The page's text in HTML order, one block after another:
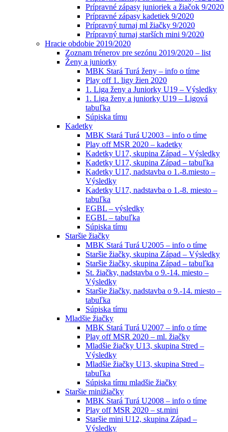
Prípravné zápasy junioriek a žiačok 9/2020
Prípravné zápasy kadetiek 9/2020
Prípravný turnaj ml žiačky 9/2020
Prípravný turnaj starších mini 9/2020
Hracie obdobie 2019/2020
Zoznam trénerov pre sezónu 2019/2020 – list
Ženy a juniorky
MBK Stará Turá ženy – info o tíme
Play off 1. ligy žien 2020
1. Liga ženy a Juniorky U19 – Výsledky
1. Liga ženy a juniorky U19 – Ligová
tabuľka
Súpiska tímu
Kadetky
MBK Stará Turá U2003 – info o tíme
Play off MSR 2020 – kadetky
Kadetky U17, skupina Západ – Výsledky
Kadetky U17, skupina Západ – tabuľka
Kadetky U17, nadstavba o 1.-8.miesto –
Výsledky
Kadetky U17, nadstavba o 1.-8. miesto –
tabuľka
EGBL – výsledky
EGBL – tabuľka
Súpiska tímu
Staršie žiačky
MBK Stará Turá U2005 – info o tíme
Staršie žiačky, skupina Západ – Výsledky
Staršie žiačky, skupina Západ – tabuľka
St. žiačky, nadstavba o 9.-14. miesto –
Výsledky
Staršie žiačky, nadstavba o 9.-14. miesto –
tabuľka
Súpiska tímu
Mladšie žiačky
MBK Stará Turá U2007 – info o tíme
Play off MSR 2020 – ml. žiačky
Mladšie žiačky U13, skupina Stred –
Výsledky
Mladšie žiačky U13, skupina Stred –
tabuľka
Súpiska tímu mladšie žiačky
Staršie minižiačky
MBK Stará Turá U2008 – info o tíme
Play off MSR 2020 – st.mini
Staršie mini U12, skupina Západ –
Výsledky